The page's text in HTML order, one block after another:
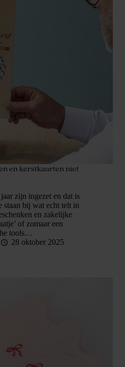
en kerstkaarten niet
zijn ingezet en dat is
staan bij wat echt telt in
en zakelijke
of zomaar een
tools…
28 oktober 2025